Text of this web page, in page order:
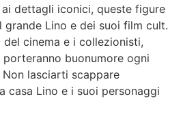
dettagli iconici, queste figure
grande Lino e dei suoi film cult.
cinema e i collezionisti,
buonumore ogni
lasciarti scappare
casa Lino e i suoi personaggi